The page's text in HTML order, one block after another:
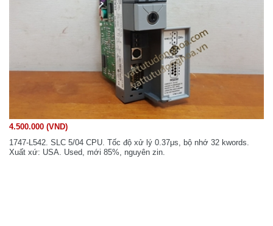
4.500.000 (VND)
1747-L542. SLC 5/04 CPU. Tốc độ xử lý 0.37μs, bộ nhớ 32 kwords.
Xuất xứ: USA. Used, mới 85%, nguyên zin.